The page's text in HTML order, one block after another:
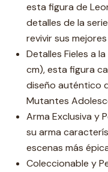
esta figura de
detalles de la
revivir sus
Detalles Fieles a
cm), esta figura
diseño auténtico
Mutantes
Arma Exclusiva y
su arma
escenas más
Coleccionable y